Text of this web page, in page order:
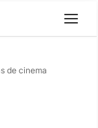
de cinema